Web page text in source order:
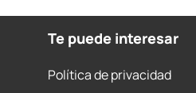
Te puede interesar
Política de privacidad